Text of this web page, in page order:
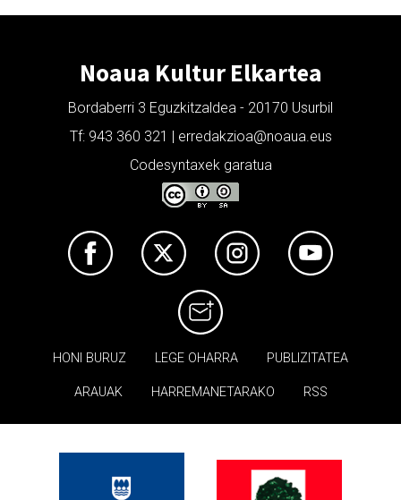
Noaua Kultur Elkartea
Bordaberri 3 Eguzkitzaldea - 20170 Usurbil
Tf: 943 360 321 | erredakzioa@noaua.eus
Codesyntaxek garatua
HONI BURUZ LEGE OHARRA PUBLIZITATEA
ARAUAK HARREMANETARAKO RSS